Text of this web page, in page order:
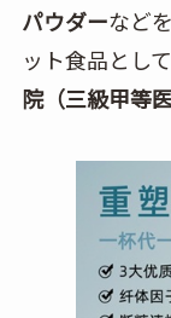
パウダーなど
ット食品とし
院（三級甲等